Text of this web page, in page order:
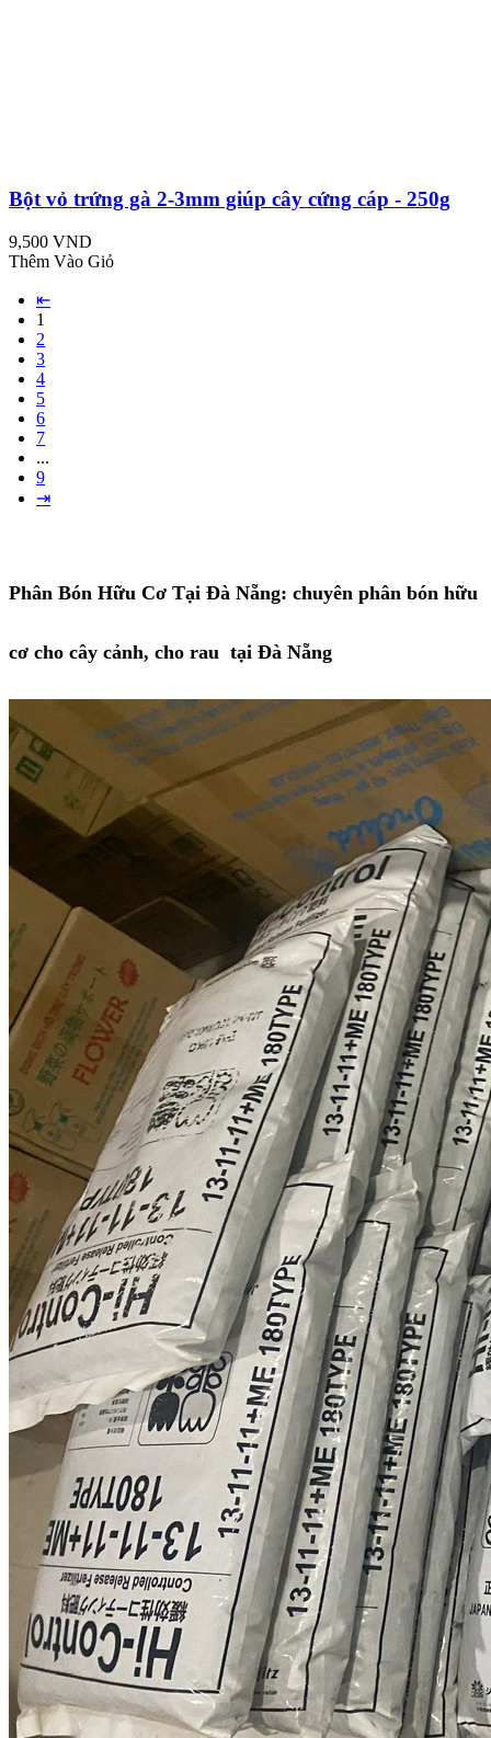
Bột vỏ trứng gà 2-3mm giúp cây cứng cáp - 250g
9,500 VND
Thêm Vào Giỏ
⇤
1
2
3
4
5
6
7
...
9
⇥
Phân Bón Hữu Cơ Tại Đà Nẵng: chuyên phân bón hữu
cơ cho cây cảnh, cho rau tại Đà Nẵng